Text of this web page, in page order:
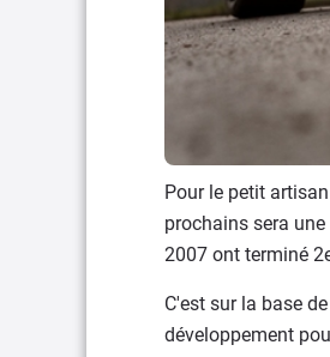
Pour le petit
prochains sera
2007 ont terminé
C'est sur la base
développement